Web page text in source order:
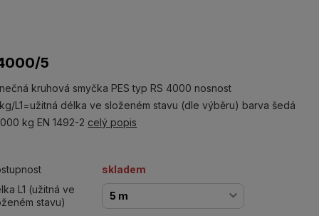
5
kruhová smyčka PES typ RS 4000 nosnost
L1=užitná délka ve složeném stavu (dle výběru) barva šedá
kg EN 1492-2 celý popis
skladem
L1 (užitná ve
stavu)